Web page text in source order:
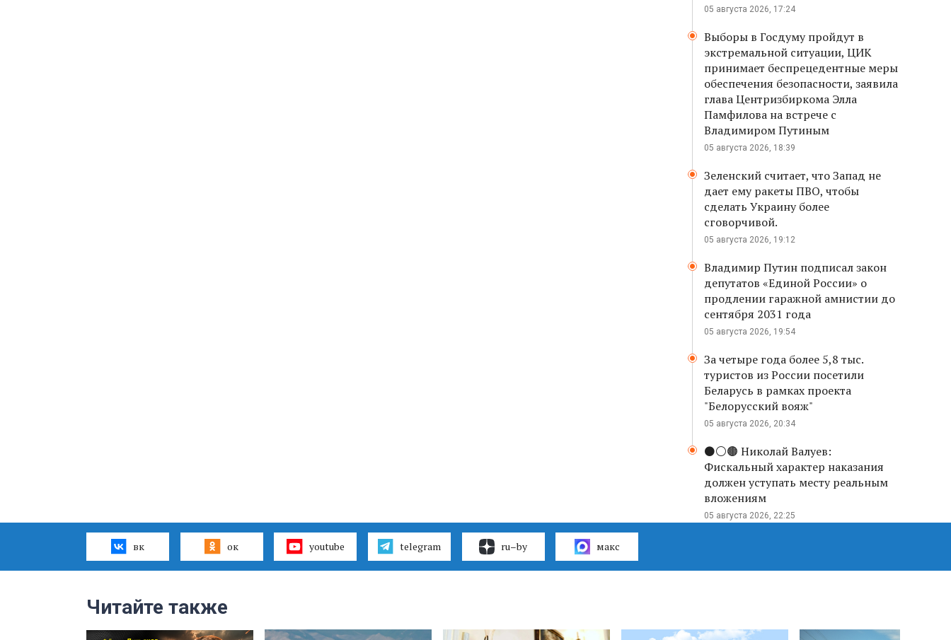
05 августа 2026, 17:24
Выборы в Госдуму пройдут в
экстремальной ситуации, ЦИК
принимает беспрецедентные меры
обеспечения безопасности, заявила
глава Центризбиркома Элла
Памфилова на встрече с
Владимиром Путиным
05 августа 2026, 18:39
Зеленский считает, что Запад не
дает ему ракеты ПВО, чтобы
сделать Украину более
сговорчивой.
05 августа 2026, 19:12
Владимир Путин подписал закон
депутатов «Единой России» о
продлении гаражной амнистии до
сентября 2031 года
05 августа 2026, 19:54
За четыре года более 5,8 тыс.
туристов из России посетили
Беларусь в рамках проекта
"Белорусский вояж"
05 августа 2026, 20:34
⚫️⚪️🟤 Николай Валуев:
Фискальный характер наказания
должен уступать месту реальным
вложениям
05 августа 2026, 22:25
вк ок youtube telegram ru–by макс
Читайте также